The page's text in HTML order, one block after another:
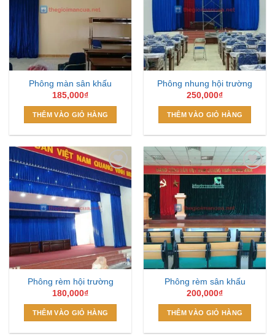
Wishlist
Phông màn sân khấu
185,000₫
THÊM VÀO GIỎ HÀNG
Wishlist
Phông nhung hội trường
250,000₫
THÊM VÀO GIỎ HÀNG
Add to
Wishlist
Phông rèm hội trường
180,000₫
THÊM VÀO GIỎ HÀNG
Add to
Wishlist
Phông rèm sân khấu
200,000₫
THÊM VÀO GIỎ HÀNG